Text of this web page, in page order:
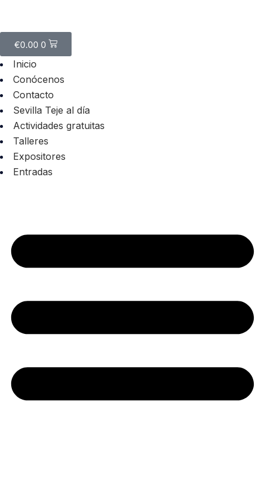
€0.00 0
Inicio
Conócenos
Contacto
Sevilla Teje al día
Actividades gratuitas
Talleres
Expositores
Entradas